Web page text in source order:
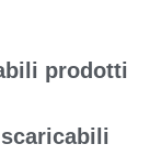
prodotti